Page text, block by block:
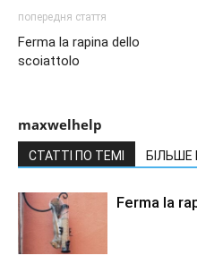
попередня стаття
Ferma la rapina dello
scoiattolo
maxwelhelp
СТАТТІ ПО ТЕМІ БІЛЬШЕ
Ferma la